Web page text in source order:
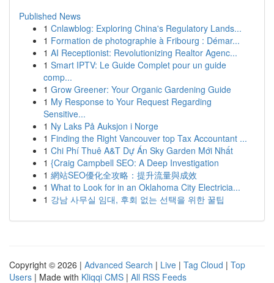
Published News
1 Cnlawblog: Exploring China's Regulatory Lands...
1 Formation de photographie à Fribourg : Démar...
1 AI Receptionist: Revolutionizing Realtor Agenc...
1 Smart IPTV: Le Guide Complet pour un guide
comp...
1 Grow Greener: Your Organic Gardening Guide
1 My Response to Your Request Regarding
Sensitive...
1 Ny Laks På Auksjon i Norge
1 Finding the Right Vancouver top Tax Accountant ...
1 Chi Phí Thuê A&T Dự Án Sky Garden Mới Nhất
1 {Craig Campbell SEO: A Deep Investigation
1 網站SEO優化全攻略：提升流量與成效
1 What to Look for in an Oklahoma City Electricia...
1 강남 사무실 임대, 후회 없는 선택을 위한 꿀팁
Copyright © 2026 | Advanced Search | Live | Tag Cloud | Top
Users | Made with Kliqqi CMS | All RSS Feeds